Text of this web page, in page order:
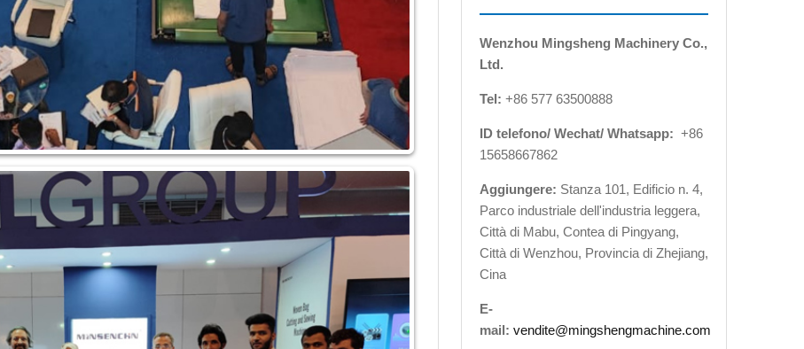
Wenzhou Mingsheng Machinery Co.,
Ltd.
Tel: +86 577 63500888
ID telefono/ Wechat/ Whatsapp: +86
15658667862
Aggiungere: Stanza 101, Edificio n. 4,
Parco industriale dell'industria leggera,
Città di Mabu, Contea di Pingyang,
Città di Wenzhou, Provincia di Zhejiang,
Cina
E-
mail: vendite@mingshengmachine.com